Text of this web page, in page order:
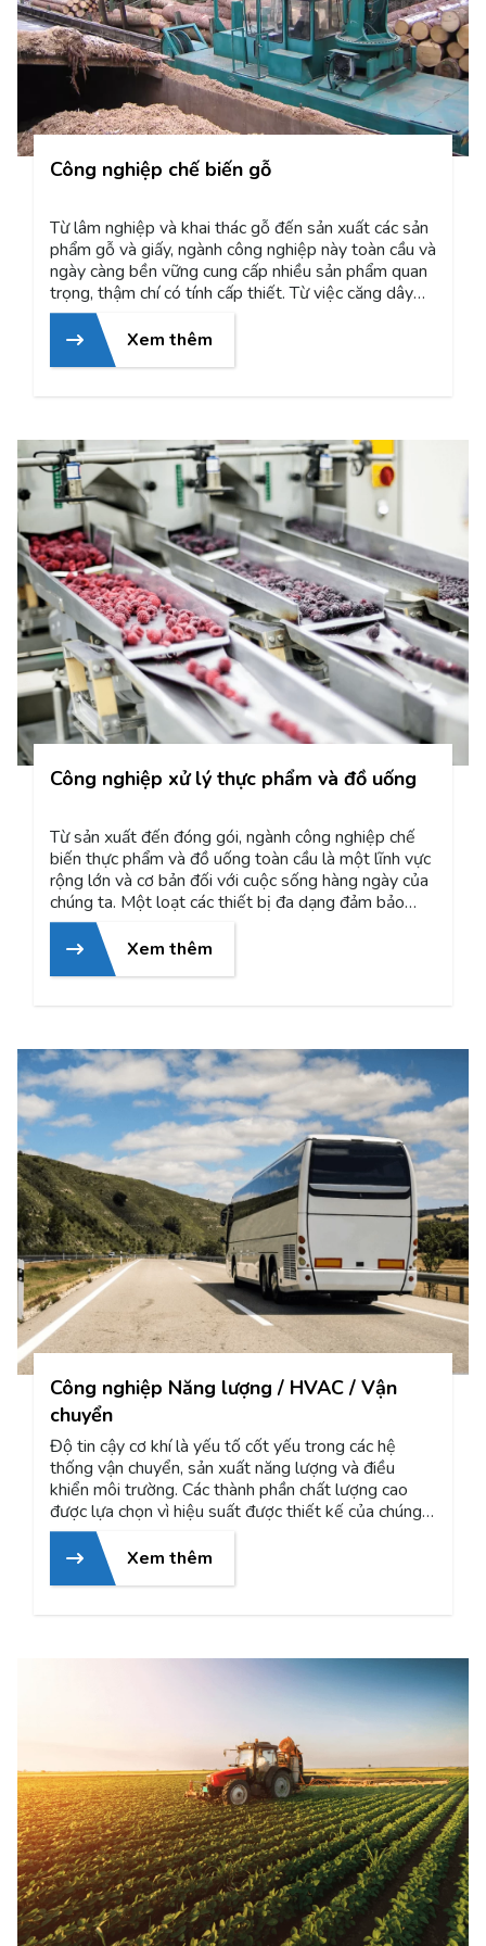
Công nghiệp chế biến gỗ
Từ lâm nghiệp và khai thác gỗ đến sản xuất các sản
phẩm gỗ và giấy, ngành công nghiệp này toàn cầu và
ngày càng bền vững cung cấp nhiều sản phẩm quan
trọng, thậm chí có tính cấp thiết. Từ việc căng dây
xích trong các công cụ lâm nghiệp và khai thác gỗ,
đến việc vận chuyển gỗ và sàng lọc cỏ gỗ, hiệu suất
của công nghệ sản phẩm của ROSTA giúp đảm bảo
Xem thêm
Công nghiệp xử lý thực phẩm và đồ uống
Từ sản xuất đến đóng gói, ngành công nghiệp chế
biến thực phẩm và đồ uống toàn cầu là một lĩnh vực
rộng lớn và cơ bản đối với cuộc sống hàng ngày của
chúng ta. Một loạt các thiết bị đa dạng đảm bảo
rằng các sản phẩm thực phẩm được lựa chọn, xử lý
và đóng gói một cách an toàn và vệ sinh. Công nghệ
sản phẩm của ROSTA cho chuyển động dao động
trang bị hệ thống truyền động dây đai hoặc xích, nơi
các giải pháp căng của ROSTA đảm bảo độ tin cậy.
Hãy khám phá loạt giải pháp của chúng tôi dành cho
ngành công nghiệp này!
Xem thêm
Công nghiệp Năng lượng / HVAC / Vận
chuyển
Độ tin cậy cơ khí là yếu tố cốt yếu trong các hệ
thống vận chuyển, sản xuất năng lượng và điều
khiển môi trường. Các thành phần chất lượng cao
được lựa chọn vì hiệu suất được thiết kế của chúng
và giúp đóng góp vào hiệu quả và an toàn. Trong
lĩnh vực vận chuyển, các phương tiện như xe cộ, tàu
hỏa, máy bay và xe tải đòi hỏi các bộ phận chất
tạo như điện gió và điện mặt trời, sự đáng tin cậy cơ
khí là quan trọng để duy trì việc cung cấp điện liên
tục và ổn định. Trong hệ thống HVAC (Hệ thống
độ), các thiết bị và bộ phận chất lượng cao giúp điều
chỉnh môi trường nhiệt độ và đảm bảo sự thoải mái
và hiệu quả năng lượng trong các tòa nhà và không
gian làm việc. Việc sử dụng các thành phần chất
lượng cao được thiết kế đặc biệt trong các ngành
công nghiệp này giúp tối ưu hóa hiệu suất và an
toàn, đồng thời giảm thiểu rủi ro sự cố và thời gian
không hoạt động không mong muốn. Các giải pháp
căng của ROSTA giúp đảm bảo các thiết bị sử dụng
Xem thêm